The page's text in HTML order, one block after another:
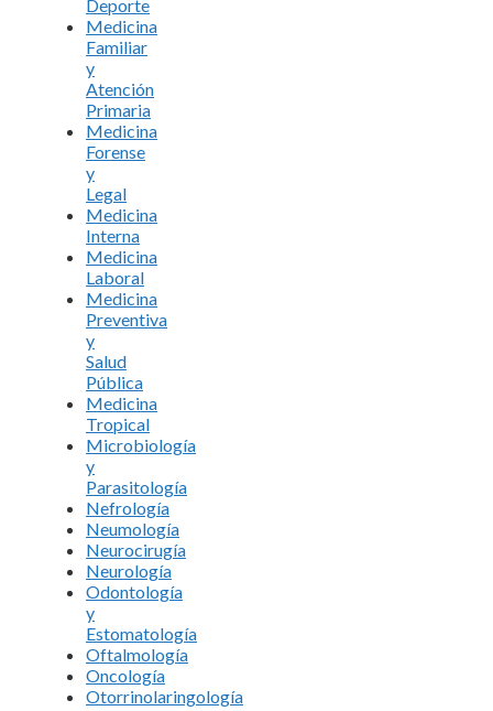
Deporte
Medicina
Familiar
y
Atención
Primaria
Medicina
Forense
y
Legal
Medicina
Interna
Medicina
Laboral
Medicina
Preventiva
y
Salud
Pública
Medicina
Tropical
Microbiología
y
Parasitología
Nefrología
Neumología
Neurocirugía
Neurología
Odontología
y
Estomatología
Oftalmología
Oncología
Otorrinolaringología